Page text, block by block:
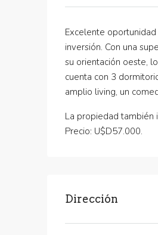
Excelente
inversión. Con una
su orientación oeste,
cuenta con 3
amplio living, un
La propiedad también
Precio: U$D57.000.
Dirección